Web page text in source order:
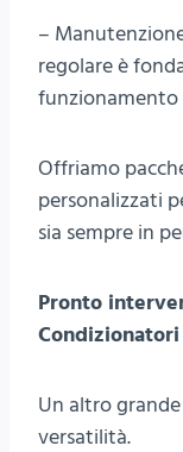
–
regolare è
Offriamo
personalizzati
sia sempre in
Pronto
Un altro
versatilità.